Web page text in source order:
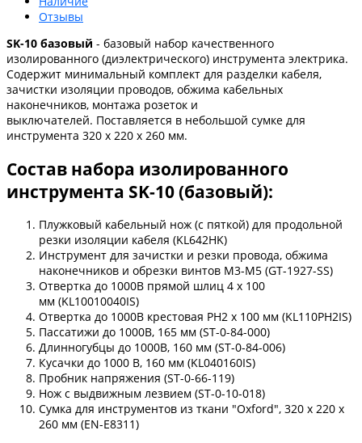
Отзывы
SK-10 базовый - базовый набор качественного
изолированного (диэлектрического) инструмента электрика.
Содержит минимальный комплект для разделки кабеля,
зачистки изоляции проводов, обжима кабельных
наконечников, монтажа розеток и
выключателей. Поставляется в небольшой сумке для
инструмента 320 x 220 x 260 мм.
Состав набора изолированного
инструмента SK-10 (базовый):
Плужковый кабельный нож (с пяткой) для продольной
резки изоляции кабеля (KL642HK)
Инструмент для зачистки и резки провода, обжима
наконечников и обрезки винтов M3-M5 (GT-1927-SS)
Отвертка до 1000В прямой шлиц 4 x 100
мм (KL10010040IS)
Отвертка до 1000В крестовая PH2 x 100 мм (KL110PH2IS)
Пассатижи до 1000В, 165 мм (ST-0-84-000)
Длинногубцы до 1000В, 160 мм (ST-0-84-006)
Кусачки до 1000 В, 160 мм (KL040160IS)
Пробник напряжения (ST-0-66-119)
Нож с выдвижным лезвием (ST-0-10-018)
Сумка для инструментов из ткани "Oxford", 320 x 220 x
260 мм (EN-E8311)